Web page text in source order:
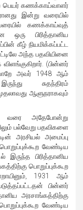
பெயர் கணக்காய்வாளர்
இன்று வரையில்
கணக்காய்வுத்
ஒரு பிரித்தானிய
கீழ் நியமிக்கப்பட்ட
அந்த பதவியினை
(பின்னர்
அவர் 1948 ஆம்
சுதந்திரம்
ஆளுநராகவும்
வரை அதேபோன்று
பல்வேறு பதவிகளை
அரசியல் அமைப்பு
வேண்டிய
இருந்த பிரித்தானிய
பொறுப்புக்கூற
1931 ஆம்
பின்னர்
அரசாங்கத்திற்கு
வேண்டிய